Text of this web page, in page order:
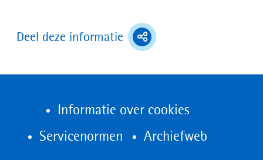
Deel deze informatie (toont
deel
opties)
Informatie over cookies
Servicenormen
Archiefweb